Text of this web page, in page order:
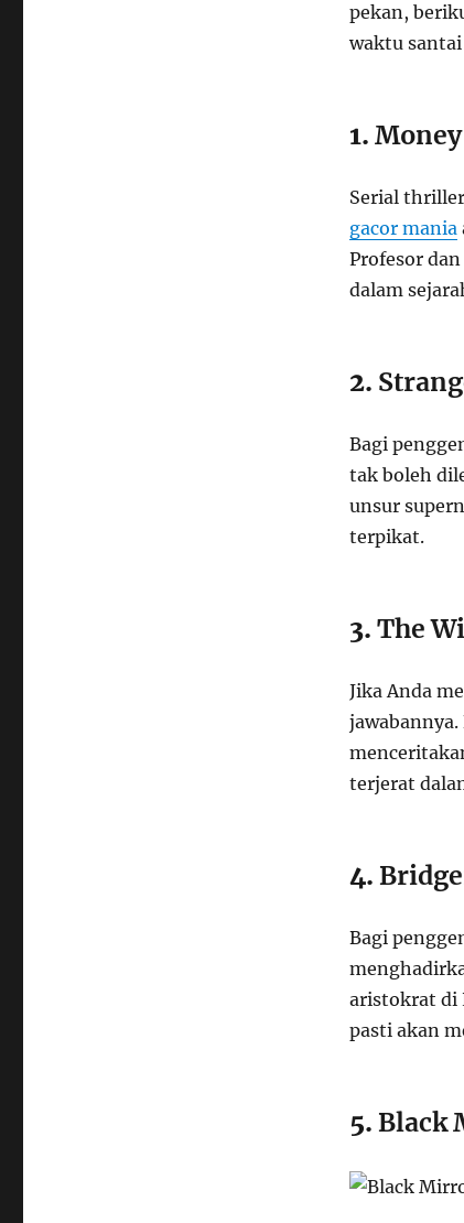
pekan,
waktu santai
1. Money
Serial
gacor mania
Profesor
dalam
2.
Bagi
tak boleh
unsur
terpikat.
3. The
Jika Anda
terjerat
4.
Bagi
aristokrat di
pasti akan
5. Black